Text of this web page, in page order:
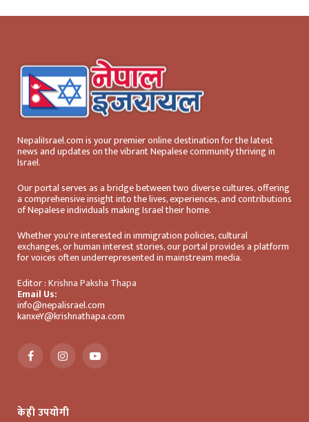
NepaliIsrael.com is your premier online destination for the latest
news and updates on the vibrant Nepalese community thriving in
Israel.
Our portal serves as a bridge between two diverse cultures, offering
a comprehensive insight into the lives, experiences, and contributions
of Nepalese individuals making Israel their home.
Whether you're interested in immigration policies, cultural
exchanges, or human interest stories, our portal provides a platform
for voices often underrepresented in mainstream media.
Editor :Krishna Paksha Thapa
Email Us:
info@nepalisrael.com
kanxeY@krishnathapa.com
FacebookInstagramYouTube
केही उपयोगी